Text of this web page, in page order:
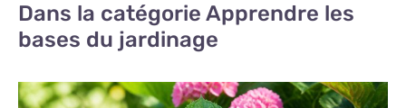
Dans la catégorie Apprendre les
bases du jardinage